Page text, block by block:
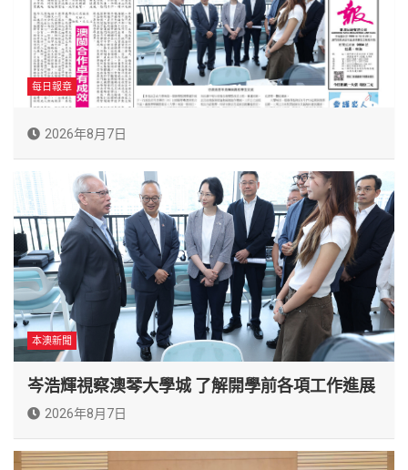
每日報章
2026年8月7日
本澳新聞
岑浩輝視察澳琴大學城 了解開學前各項工作進展
2026年8月7日